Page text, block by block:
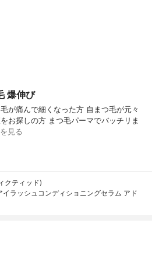
爆伸び
が痛んで細くなった方 自まつ毛が元々
お探しの方 まつ毛パーマでバッチリま
見る
クティッド)
イラッシュコンディショニングセラム アド